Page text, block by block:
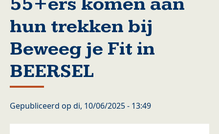
hun trekken bij
Beweeg je Fit in
BEERSEL
Gepubliceerd op di, 10/06/2025 - 13:49